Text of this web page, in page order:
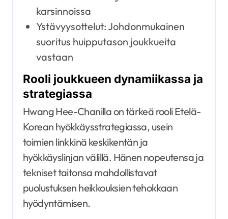
karsinnoissa
Ystävyysottelut: Johdonmukainen
suoritus huipputason joukkueita
vastaan
Rooli joukkueen dynamiikassa ja
strategiassa
Hwang Hee-Chanilla on tärkeä rooli Etelä-
Korean hyökkäysstrategiassa, usein
toimien linkkinä keskikentän ja
hyökkäyslinjan välillä. Hänen nopeutensa ja
tekniset taitonsa mahdollistavat
puolustuksen heikkouksien tehokkaan
hyödyntämisen.